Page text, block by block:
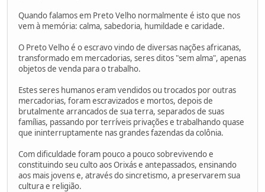
Quando falamos em Preto Velho normalmente é isto que nos
vem à memória: calma, sabedoria, humildade e caridade.
O Preto Velho é o escravo vindo de diversas nações africanas,
transformado em mercadorias, seres ditos "sem alma", apenas
objetos de venda para o trabalho.
Estes seres humanos eram vendidos ou trocados por outras
mercadorias, foram escravizados e mortos, depois de
brutalmente arrancados de sua terra, separados de suas
famílias, passando por terríveis privações e trabalhando quase
que ininterruptamente nas grandes fazendas da colônia.
Com dificuldade foram pouco a pouco sobrevivendo e
constituindo seu culto aos Orixás e antepassados, ensinando
aos mais jovens e, através do sincretismo, a preservarem sua
cultura e religião.